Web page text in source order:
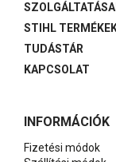
STIHL
TUDÁSTÁR
KAPCSOLAT
INFORMÁCIÓK
Fizetési módok